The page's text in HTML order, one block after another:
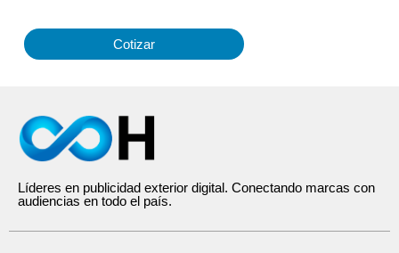
Cotizar
Líderes en publicidad exterior digital. Conectando marcas con
audiencias en todo el país.